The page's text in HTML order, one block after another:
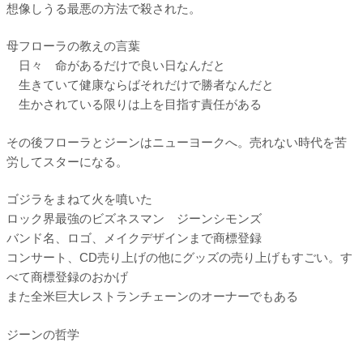
想像しうる最悪の方法で殺された。
母フローラの教えの言葉
日々 命があるだけで良い日なんだと
生きていて健康ならばそれだけで勝者なんだと
生かされている限りは上を目指す責任がある
その後フローラとジーンはニューヨークへ。売れない時代を苦
労してスターになる。
ゴジラをまねて火を噴いた
ロック界最強のビズネスマン ジーンシモンズ
バンド名、ロゴ、メイクデザインまで商標登録
コンサート、CD売り上げの他にグッズの売り上げもすごい。す
べて商標登録のおかげ
また全米巨大レストランチェーンのオーナーでもある
ジーンの哲学